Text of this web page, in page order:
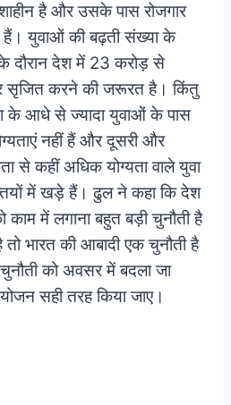
है और उसके पास रोजगार
हैं। युवाओं की बढ़ती संख्या के
दौरान देश में 23 करोड़ से
सृजित करने की जरूरत है। किंतु
के आधे से ज्यादा युवाओं के पास
नहीं हैं और दूसरी और
से कहीं अधिक योग्यता वाले युवा
में खड़े हैं। ढुल ने कहा कि देश
काम में लगाना बहुत बड़ी चुनौती है
तो भारत की आबादी एक चुनौती है
को अवसर में बदला जा
सही तरह किया जाए।